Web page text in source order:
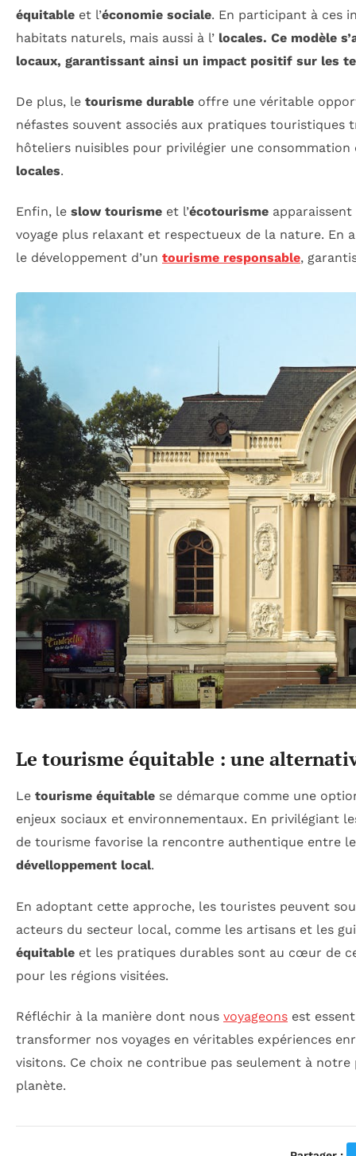
équitable et l’économie sociale. En participant à ces
habitats naturels, mais aussi à l’ locales. Ce modèle
locaux, garantissant ainsi un impact positif sur les
De plus, le tourisme durable offre une véritable
néfastes souvent associés aux pratiques touristiques
hôteliers nuisibles pour privilégier une
locales.
Enfin, le slow tourisme et l’écotourisme
voyage plus relaxant et respectueux de la nature. En
le développement d’un tourisme responsable,
Le tourisme équitable : une
Le tourisme équitable se démarque comme une
enjeux sociaux et environnementaux. En privilégiant
de tourisme favorise la rencontre authentique entre
dévelloppement local.
En adoptant cette approche, les touristes peuvent
acteurs du secteur local, comme les artisans et les
équitable et les pratiques durables sont au cœur de
pour les régions visitées.
Réfléchir à la manière dont nous voyageons est
transformer nos voyages en véritables expériences
visitons. Ce choix ne contribue pas seulement à
planète.